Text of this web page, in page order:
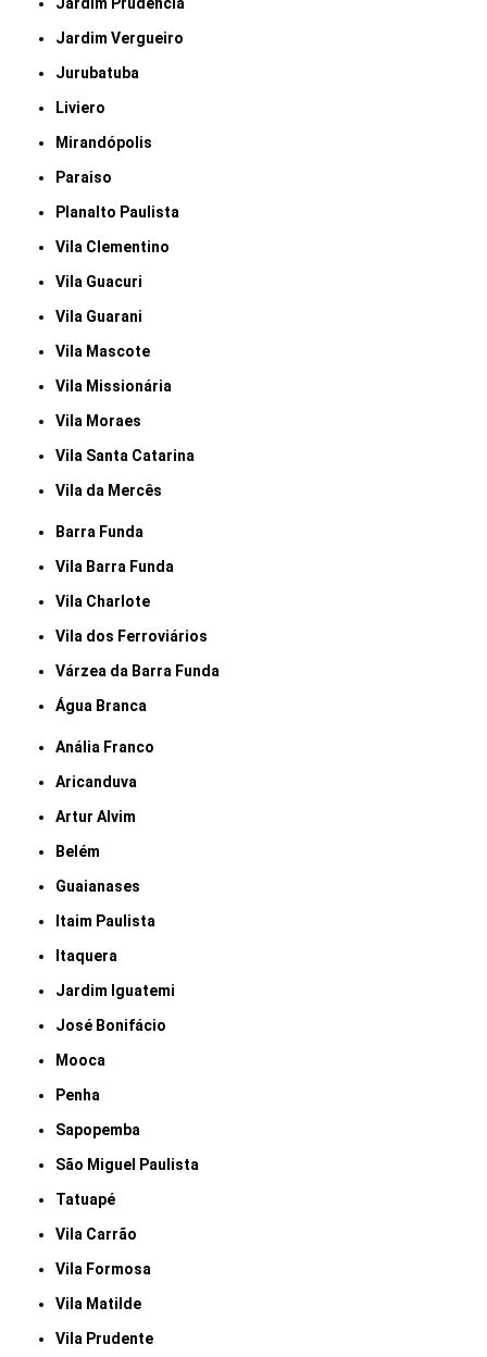
Jardim Vergueiro
Jurubatuba
Liviero
Mirandópolis
Paraiso
Planalto Paulista
Vila Clementino
Vila Guacuri
Vila Guarani
Vila Mascote
Vila Missionária
Vila Moraes
Vila Santa Catarina
Vila da Mercês
Barra Funda
Vila Barra Funda
Vila Charlote
Vila dos Ferroviários
Várzea da Barra Funda
Água Branca
Anália Franco
Aricanduva
Artur Alvim
Belém
Guaianases
Itaim Paulista
Itaquera
Jardim Iguatemi
José Bonifácio
Mooca
Penha
Sapopemba
São Miguel Paulista
Tatuapé
Vila Carrão
Vila Formosa
Vila Matilde
Vila Prudente